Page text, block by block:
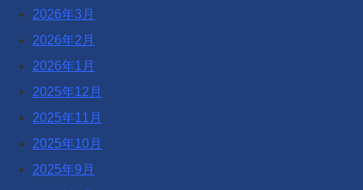
2026年3月
2026年2月
2026年1月
2025年12月
2025年11月
2025年10月
2025年9月